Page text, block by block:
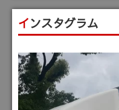
インスタグラム